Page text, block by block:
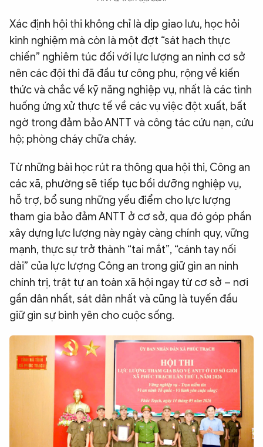
Xác định hội thi không chỉ là dịp giao lưu, học hỏi
kinh nghiệm mà còn là một đợt “sát hạch thực
chiến” nghiêm túc đối với lực lượng an ninh cơ sở
nên các đội thi đã đầu tư công phu, rộng về kiến
thức và chắc về kỹ năng nghiệp vụ, nhất là các tình
huống ứng xử thực tế về các vụ việc đột xuất, bất
ngờ trong đảm bảo ANTT và công tác cứu nạn, cứu
hộ; phòng cháy chữa cháy.
Từ những bài học rút ra thông qua hội thi, Công an
các xã, phường sẽ tiếp tục bồi dưỡng nghiệp vụ,
hỗ trợ, bổ sung những yếu điểm cho lực lượng
tham gia bảo đảm ANTT ở cơ sở, qua đó góp phần
xây dựng lực lượng này ngày càng chính quy, vững
mạnh, thực sự trở thành “tai mắt”, “cánh tay nối
dài” của lực lượng Công an trong giữ gìn an ninh
chính trị, trật tự an toàn xã hội ngay từ cơ sở – nơi
gần dân nhất, sát dân nhất và cũng là tuyến đầu
giữ gìn sự bình yên cho cuộc sống.